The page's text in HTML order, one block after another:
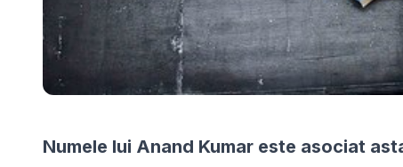
Numele lui Anand Kumar este asociat